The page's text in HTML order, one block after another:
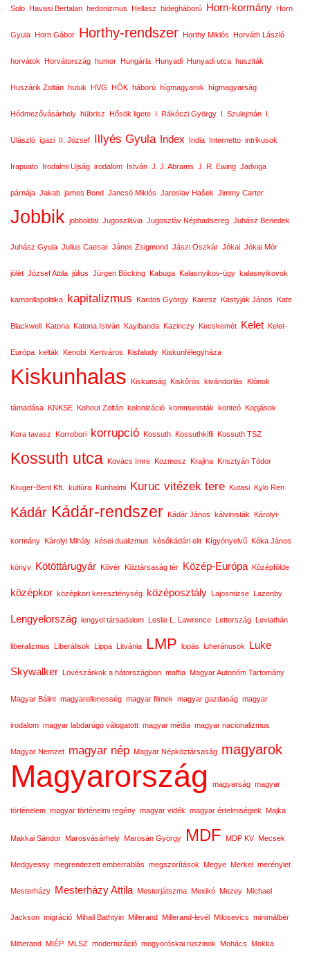
Solo Havasi Bertalan hedonizmus Hellasz hidegháború Horn-kormány Horn
Gyula Horn Gábor Horthy-rendszer Horthy Miklós Horváth László
horvátok Horvátország humor Hungária Hunyadi Hunyadi utca husziták
Huszárik Zoltán hutuk HVG HÖK háború hígmagyarok hígmagyarság
Hódmezővásárhely hübrisz Hősök ligete I. Rákóczi György I. Szulejmán I.
Ulászló igazi II. József Illyés Gyula Index India Internetto intrikusok
Irapuato Irodalmi Ujság irodalom István J. J. Abrams J. R. Ewing Jadviga
párnája Jakab james Bond Jancsó Miklós Jaroslav Hašek Jimmy Carter
Jobbik jobboldal Jugoszlávia Jugoszláv Néphadsereg Juhász Benedek
Juhász Gyula Julius Caesar János Zsigmond Jászi Oszkár Jókai Jókai Mór
jólét József Attila július Jürgen Böcking Kabuga Kalasnyikov-ügy kalasnyikovok
kamarillapolitika kapitalizmus Kardos György Karesz Kastyják János Kate
Blackwell Katona Katona István Kayibanda Kazinczy Kecskemét Kelet Kelet-
Európa kelták Kenobi Kertváros Kisfaludy Kiskunfélegyháza
Kiskunhalas Kiskunság Kiskőrös kivándorlás Klónok
támadása KNKSE Kohout Zoltán kolonizáció kommunisták konteó Kopjások
Kora tavasz Korrobori korrupció Kossuth Kossuthkifli Kossuth TSZ
Kossuth utca Kovács Imre Kozmosz Krajina Krisztyán Tódor
Kruger-Bent Kft. kultúra Kunhalmi Kuruc vitézek tere Kutasi Kylo Ren
Kádár Kádár-rendszer Kádár János kálvinisták Károlyi-
kormány Károlyi Mihály kései dualizmus későkádári elit Kígyónyelvű Kóka János
könyv Kötöttárugyár Kövér Köztársaság tér Közép-Európa Középfölde
középkor középkori kereszténység középosztály Lajosmizse Lazenby
Lengyelország lengyel társadalom Leslie L. Lawrence Lettország Leviathán
liberalizmus Liberálisok Lippa Litvánia LMP lopás luheránusok Luke
Skywalker Lövészárkok a hátországban maffia Magyar Autonóm Tartomány
Magyar Bálint magyarellenesség magyar filmek magyar gazdaság magyar
irodalom magyar labdarúgó válogatott magyar média magyar nacionalizmus
Magyar Nemzet magyar nép Magyar Népköztársaság magyarok
Magyarország magyarság magyar
történelem magyar történelmi regény magyar vidék magyar értelmiségiek Majka
Makkai Sándor Marosvásárhely Marosán György MDF MDP KV Mecsek
Medgyessy megrendezett emberrablás megszorítások Megye Merkel merénylet
Mesterházy Mesterházy Attila Mesterjátszma Mexikó Mezey Michael
Jackson migráció Mihail Bathtyin Millerand Millerand-levél Milosevics minimálbér
Mitterand MIÉP MLSZ modernizáció mogyoróskai ruszinok Mohács Mokka